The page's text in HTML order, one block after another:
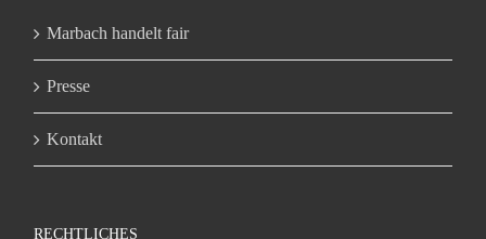
Marbach handelt fair
Presse
Kontakt
RECHTLICHES